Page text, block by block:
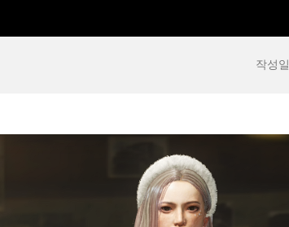
작성일